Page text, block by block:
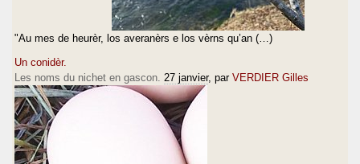
"Au mes de heurèr, los averanèrs e los vèrns qu’an (…)
Un conidèr.
Les noms du nichet en gascon. 27 janvier, par VERDIER Gilles